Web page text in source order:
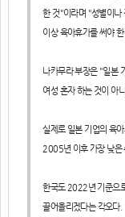
한 것"이라며 "성별이나
이상 육아휴가를 써야
나카무라 부장은 "일본
여성 혼자 하는 것이 아
실제로 일본 기업의 육
2005년 이후 가장 낮은
한국도 2022년 기준으
끌어올리겠다는 각오다.